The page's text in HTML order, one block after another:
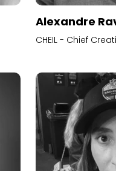
Alexandre
CHEIL - Chief